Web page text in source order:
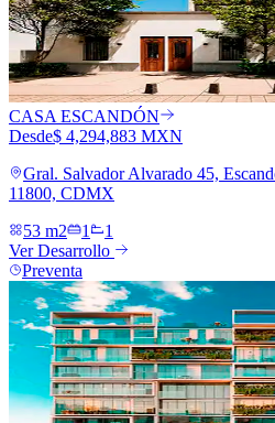
CASA ESCANDÓN
Desde$ 4,294,883 MXN
Gral. Salvador Alvarado 45,
11800, CDMX
53 m2
1
1
Ver Desarrollo
Preventa